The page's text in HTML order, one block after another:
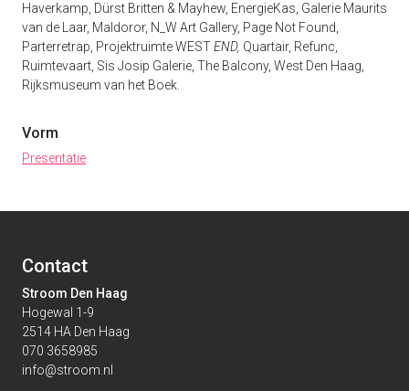
Haverkamp, Dürst Britten & Mayhew, EnergieKas, Galerie Maurits
van de Laar, Maldoror, N_W Art Gallery, Page Not Found,
Parterretrap, Projektruimte WESTEND, Quartair, Refunc,
Ruimtevaart, Sis Josip Galerie, The Balcony, West Den Haag,
Rijksmuseum van het Boek.
Vorm
Presentatie
Contact
Stroom Den Haag
Hogewal 1-9
2514 HA Den Haag
070 3658985
info@stroom.nl